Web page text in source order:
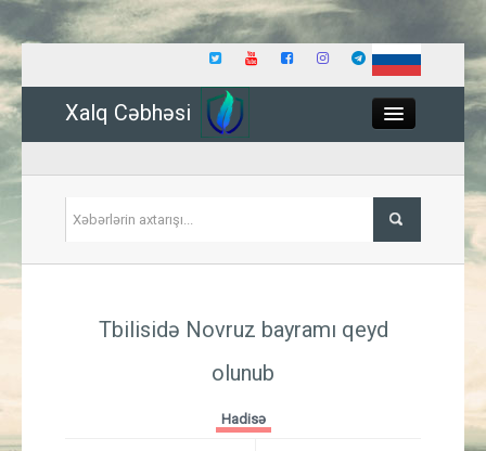
Xalq Cəbhəsi
İqtisadiyyat
Tbilisidə Novruz bayramı qeyd
olunub
Hadisə